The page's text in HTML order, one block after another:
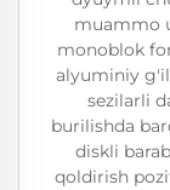
muammo
monoblok
alyuminiy
sezilarli
burilishda
diskli
qoldirish